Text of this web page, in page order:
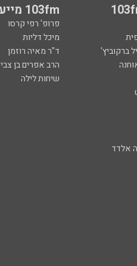
103fm מייעצים
פרופ' רפי קרסו
מיכל דליות
ברקוביץ'
ד"ר מאיה רוזמן
הרב אפרים בן צבי
שיחות לילה
אלדד